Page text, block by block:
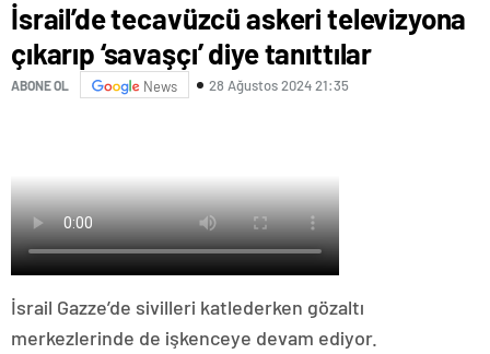
İsrail’de tecavüzcü askeri televizyona
çıkarıp ‘savaşçı’ diye tanıttılar
ABONE OL News 28 Ağustos 2024 21:35
İsrail Gazze’de sivilleri katlederken gözaltı
merkezlerinde de işkenceye devam ediyor.